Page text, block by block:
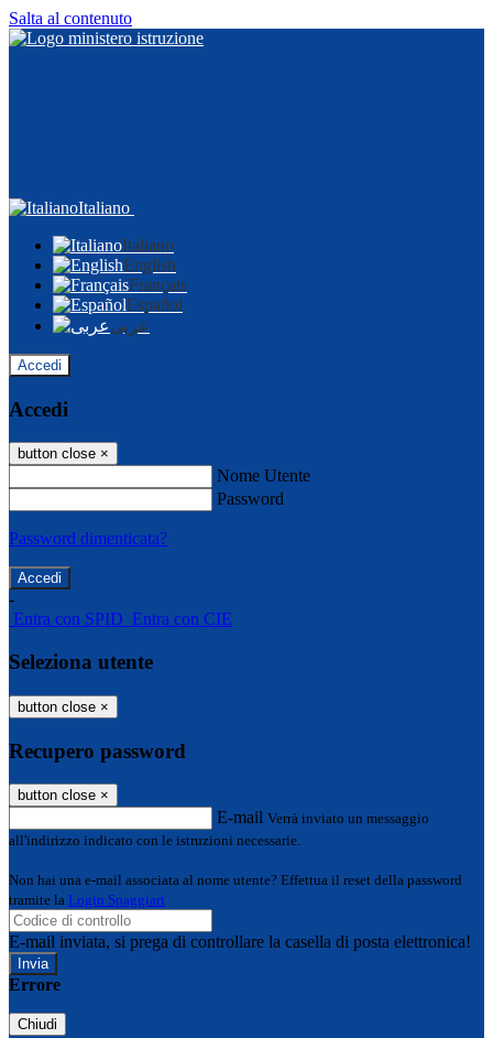
Salta al contenuto
Italiano
Italiano
English
Français
Español
عربى
Accedi
Accedi
button close ×
Nome Utente
Password
Password dimenticata?
-
Entra con SPID Entra con CIE
Seleziona utente
button close ×
Recupero password
button close ×
E-mail Verrà inviato un messaggio
all'indirizzo indicato con le istruzioni necessarie.
Non hai una e-mail associata al nome utente? Effettua il reset della password
tramite la Login Spaggiari
E-mail inviata, si prega di controllare la casella di posta elettronica!
Errore
Chiudi